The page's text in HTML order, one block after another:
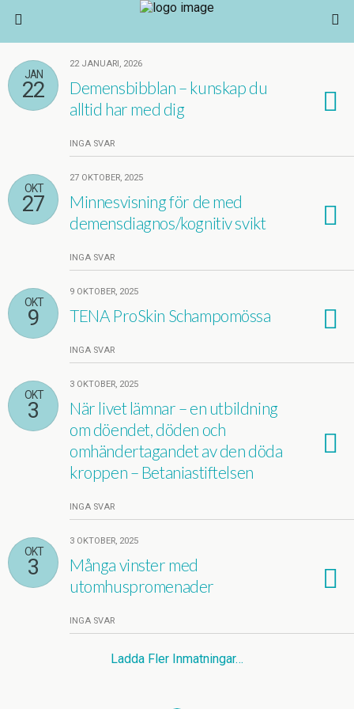
JAN
22
22 JANUARI, 2026
Demensbibblan – kunskap du
alltid har med dig
INGA SVAR
OKT
27
27 OKTOBER, 2025
Minnesvisning för de med
demensdiagnos/kognitiv svikt
INGA SVAR
OKT
9
9 OKTOBER, 2025
TENA ProSkin Schampomössa
INGA SVAR
OKT
3
3 OKTOBER, 2025
När livet lämnar – en utbildning
om döendet, döden och
omhändertagandet av den döda
kroppen – Betaniastiftelsen
INGA SVAR
OKT
3
3 OKTOBER, 2025
Många vinster med
utomhuspromenader
INGA SVAR
Ladda Fler Inmatningar…